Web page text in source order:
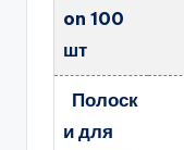
on 100
шт
Полоск
и для